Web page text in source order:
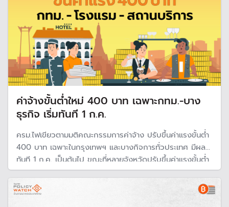
ค่าจ้างขั้นต่ำใหม่ 400 บาท เฉพาะกทม.-บาง
ธุรกิจ เริ่มทันที 1 ก.ค.
ครม.ไฟเขียวตามมติคณะกรรมการค่าจ้าง ปรับขึ้นค่าแรงขั้นต่ำ
400 บาท เฉพาะในกรุงเทพฯ และบางกิจการทั่วประเทศ มีผล
ทันที 1 ก.ค. เป็นต้นไป ขณะที่หลายจังหวัดปรับขึ้นค่าแรงขั้นต่ำ
ไปแล้วก่อนหน้าแต่ไม่ถึง 400 บาท